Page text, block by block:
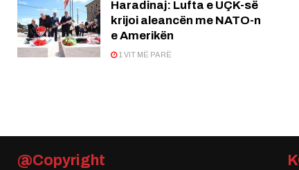
Haradinaj: Lufta e UÇK-së
krijoi aleancën me NATO-n
e Amerikën
1 VIT MË PARË
@Copyright